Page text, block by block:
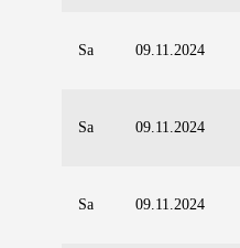
Sa 09.11.2024
Sa 09.11.2024
Sa 09.11.2024